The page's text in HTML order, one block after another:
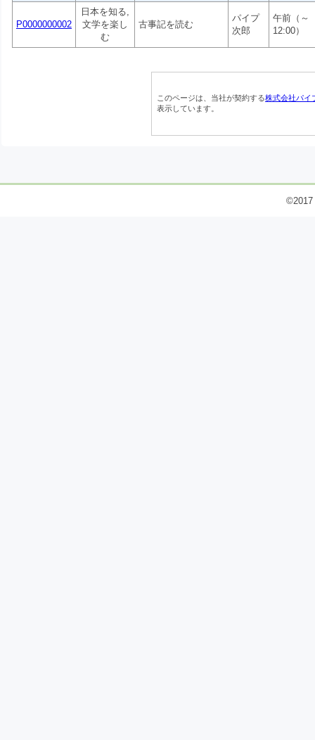
P0000000002
日本を知る,
文学を楽し
む
古事記を読む
パイプ
次郎
午前（～
12:00）
このページは、当社が契約する株式会社パイ
表示しています。
©2017